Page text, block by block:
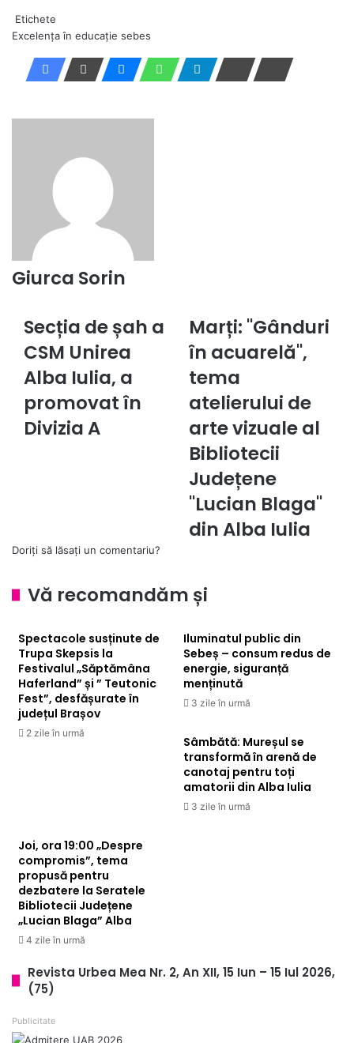
Etichete
Excelența în educație sebes
Giurca Sorin
Secția
șah
a
CSM
Unirea
Alba
Iulia,
Secția de șah a
CSM Unirea
Alba Iulia, a
promovat în
Divizia A
Marți:
"Gânduri
acuarelă",
tema
atelierului
arte
vizuale
al
Bibliotecii
Județene
"Lucian
Blaga"
Iulia
Marți: "Gânduri
în acuarelă",
tema
atelierului de
arte vizuale al
Bibliotecii
Județene
"Lucian Blaga"
din Alba Iulia
Doriți să lăsați un comentariu?
Vă recomandăm și
Spectacole susținute de
Trupa Skepsis la
Festivalul „Săptămâna
Haferland” și ” Teutonic
Fest”, desfășurate în
județul Brașov
2 zile în urmă
Iluminatul public din
Sebeș – consum redus de
energie, siguranță
menținută
3 zile în urmă
Sâmbătă: Mureșul se
transformă în arenă de
canotaj pentru toți
amatorii din Alba Iulia
3 zile în urmă
Joi, ora 19:00 „Despre
compromis”, tema
propusă pentru
dezbatere la Seratele
Bibliotecii Județene
„Lucian Blaga” Alba
4 zile în urmă
Revista Urbea Mea Nr. 2, An XII, 15 Iun – 15 Iul 2026,
(75)
Publicitate